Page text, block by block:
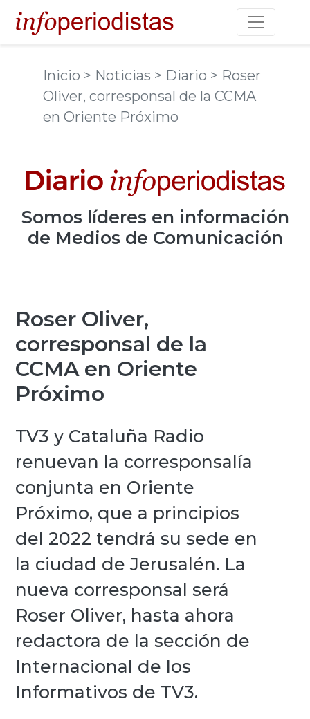
Toggle
Inicio > Noticias > Diario > Roser
Oliver, corresponsal de la CCMA
en Oriente Próximo
Somos líderes en información
de Medios de Comunicación
Roser Oliver,
corresponsal de la
CCMA en Oriente
Próximo
TV3 y Cataluña Radio
renuevan la corresponsalía
conjunta en Oriente
Próximo, que a principios
del 2022 tendrá su sede en
la ciudad de Jerusalén. La
nueva corresponsal será
Roser Oliver, hasta ahora
redactora de la sección de
Internacional de los
Informativos de TV3.